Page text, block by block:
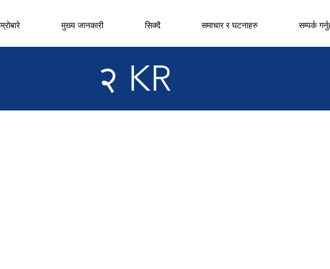
मुख्य जानकारी सिक्दै समाचार र घटनाहरु सम्पर्क
२ KR